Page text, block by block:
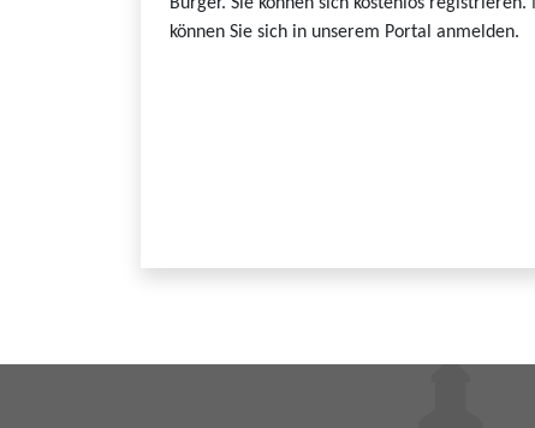
können Sie sich in unserem Portal anmelden.